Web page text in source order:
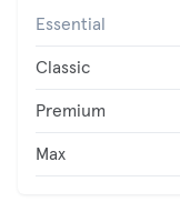
Essential
Classic
Premium
Max